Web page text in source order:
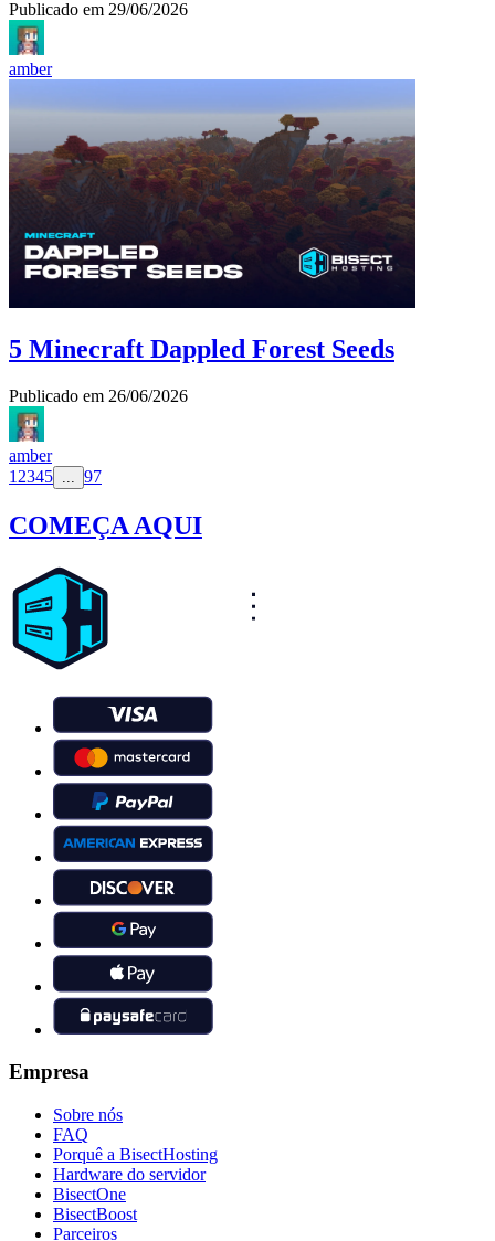
Publicado em 29/06/2026
amber
5 Minecraft Dappled Forest Seeds
Publicado em 26/06/2026
amber
1 2345 97
COMEÇA AQUI
Empresa
Sobre nós
FAQ
Porquê a BisectHosting
Hardware do servidor
BisectOne
BisectBoost
Parceiros